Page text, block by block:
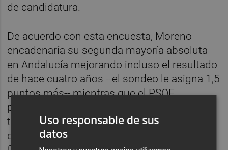
de candidatura.
De acuerdo con esta encuesta, Moreno
encadenaría su segunda mayoría absoluta
en Andalucía mejorando incluso el resultado
de hace cuatro años --el sondeo le asigna 1,5
puntos más-- mientras que el PSOE
profundizaría su retroceso en el que
tradicionalmente había sido su gran granero
de votos en toda España. El PP sería la
Uso responsable de sus
datos